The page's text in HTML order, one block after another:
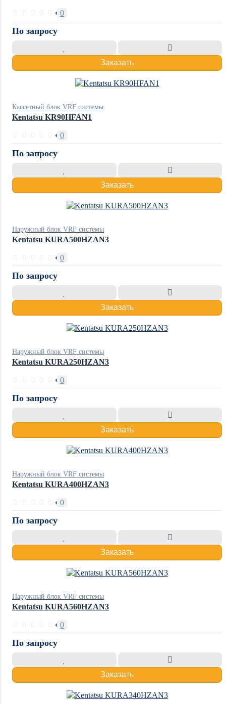
0
По запросу
Заказать
Кассетный блок VRF системы
Kentatsu KR90HFAN1
0
По запросу
Заказать
Наружный блок VRF системы
Kentatsu KURA500HZAN3
0
По запросу
Заказать
Наружный блок VRF системы
Kentatsu KURA250HZAN3
0
По запросу
Заказать
Наружный блок VRF системы
Kentatsu KURA400HZAN3
0
По запросу
Заказать
Наружный блок VRF системы
Kentatsu KURA560HZAN3
0
По запросу
Заказать